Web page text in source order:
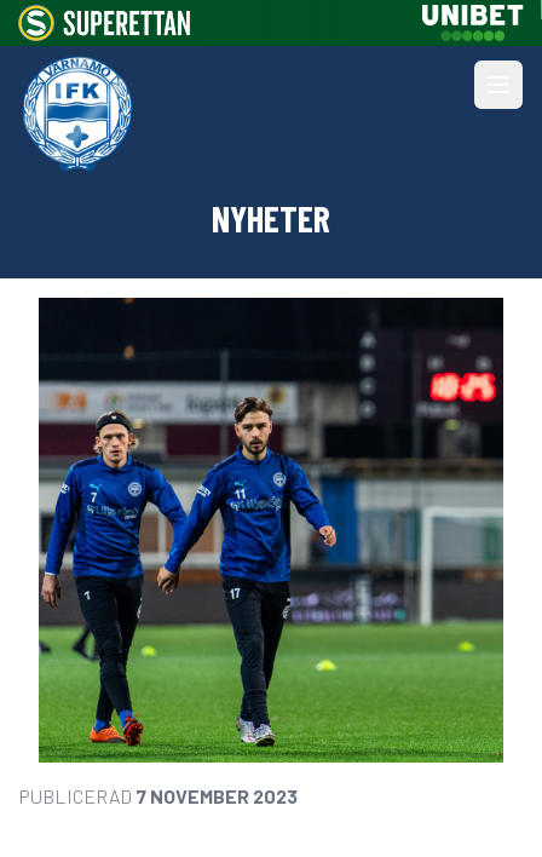
NYHETER
PUBLICERAD 7 NOVEMBER 2023